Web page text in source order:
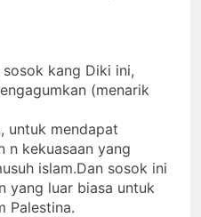
kang Diki ini,
(menarik
untuk mendapat
n kekuasaan yang
islam.Dan sosok ini
yang luar biasa untuk
Palestina.